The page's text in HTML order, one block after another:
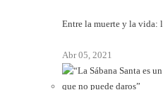
Entre la muerte y la vida: l..
Abr 05, 2021